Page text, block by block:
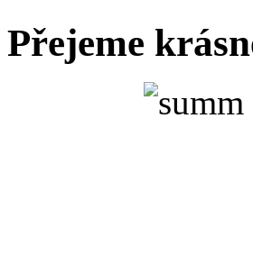
Přejeme